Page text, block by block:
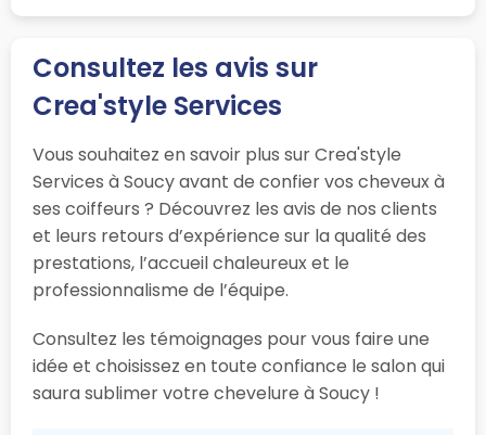
Consultez les avis sur
Crea'style Services
Vous souhaitez en savoir plus sur Crea'style
Services à Soucy avant de confier vos cheveux à
ses coiffeurs ? Découvrez les avis de nos clients
et leurs retours d’expérience sur la qualité des
prestations, l’accueil chaleureux et le
professionnalisme de l’équipe.
Consultez les témoignages pour vous faire une
idée et choisissez en toute confiance le salon qui
saura sublimer votre chevelure à Soucy !